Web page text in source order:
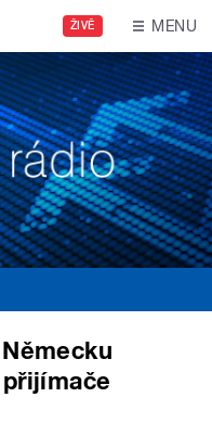
ŽIVĚ MENU